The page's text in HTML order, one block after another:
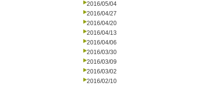
2016/05/04
2016/04/27
2016/04/20
2016/04/13
2016/04/06
2016/03/30
2016/03/09
2016/03/02
2016/02/10